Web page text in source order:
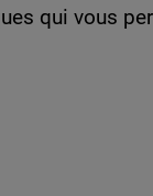
qui vous